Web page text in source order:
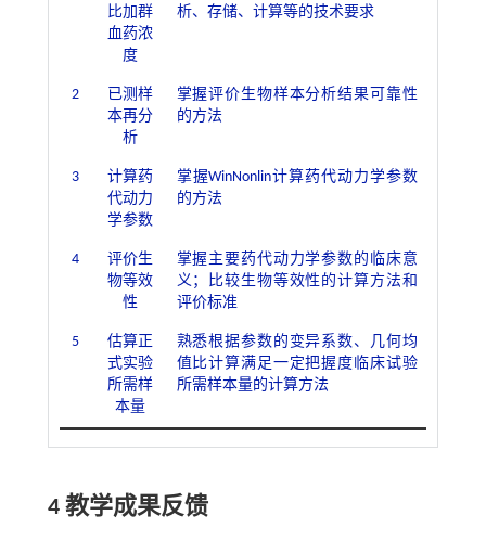
比加群
血药浓
度
析、存储、计算等的技术要求
2
已测样
本再分
析
掌握评价生物样本分析结果可靠性
的方法
3
计算药
代动力
学参数
掌握WinNonlin计算药代动力学参数
的方法
4
评价生
物等效
性
掌握主要药代动力学参数的临床意
义；比较生物等效性的计算方法和
评价标准
5
估算正
式实验
所需样
本量
熟悉根据参数的变异系数、几何均
值比计算满足一定把握度临床试验
所需样本量的计算方法
4 教学成果反馈